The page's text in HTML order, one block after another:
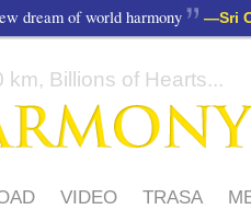
dream of world harmony —Sri
Billions of Hearts...
VIDEO TRASA